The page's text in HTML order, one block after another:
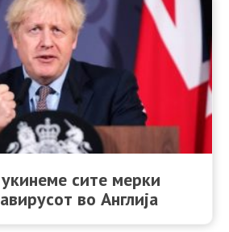
сите мерки
во Англија